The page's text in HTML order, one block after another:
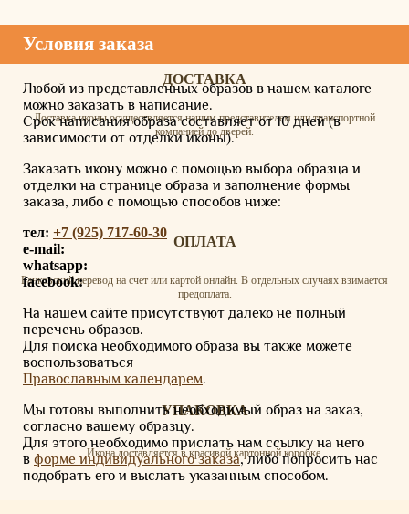
ДОСТАВКА
Доставка иконы осуществляется нашим представителем или транспортной
компанией до дверей.
ОПЛАТА
Банковский перевод на счет или картой онлайн. В отдельных случаях взимается
предоплата.
УПАКОВКА
Икона доставляется в красивой картонной коробке.
Условия заказа
Любой из представленных образов в нашем каталоге
можно заказать в написание.
Срок написания образа составляет от 10 дней (в
зависимости от отделки иконы).
Заказать икону можно с помощью выбора образца и
отделки на странице образа и заполнение формы
заказа, либо с помощью способов ниже:
тел: +7 (925) 717-60-30
e-mail:
whatsapp:
facebook:
На нашем сайте присутствуют далеко не полный
перечень образов.
Для поиска необходимого образа вы также можете
воспользоваться
Православным календарем.
Мы готовы выполнить необходимый образ на заказ,
согласно вашему образцу.
Для этого необходимо прислать нам ссылку на него
в форме индивидуального заказа, либо попросить нас
подобрать его и выслать указанным способом.